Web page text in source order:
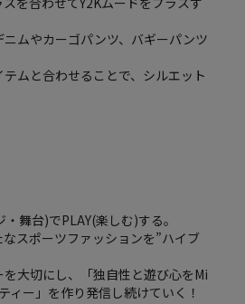
ムやカーゴパンツ、バギーパンツ
ムと合わせることで、シルエット
舞台)でPLAY(楽しむ)する。
スポーツファッションを”ハイブ
大切にし、「独自性と遊び心をMi
ィー」を作り発信し続けていく！